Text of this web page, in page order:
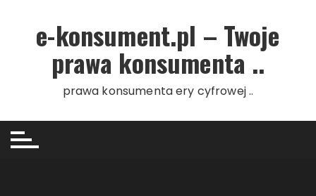
e-konsument.pl – Twoje
prawa konsumenta ..
prawa konsumenta ery cyfrowej ..